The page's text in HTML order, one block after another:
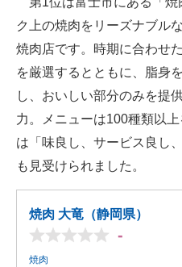
ク上の焼肉をリーズナブル
焼肉店です。時期に合わせ
を厳選するとともに、脂身
し、おいしい部分のみを提
力。メニューは100種類以
は「味良し、サービス良し
も見受けられました。
焼肉 大竜（静岡県）
-
焼肉